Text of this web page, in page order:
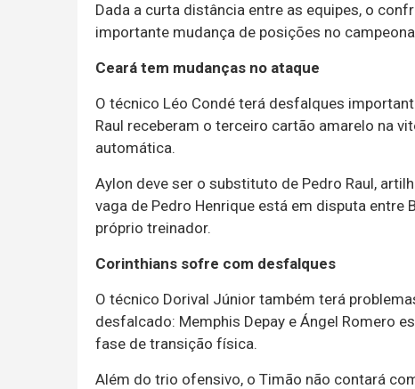
Dada a curta distância entre as equipes, o
importante mudança de posições no
Ceará tem mudanças no ataque
O técnico Léo Condé terá desfalques
Raul receberam o terceiro cartão amarelo na
automática.
Aylon deve ser o substituto de Pedro Raul,
vaga de Pedro Henrique está em disputa entre
próprio treinador.
Corinthians sofre com desfalques
O técnico Dorival Júnior também terá
desfalcado: Memphis Depay e Ángel Romero
fase de transição física.
Além do trio ofensivo, o Timão não contará